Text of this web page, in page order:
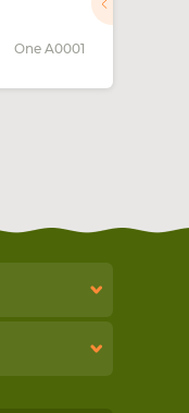
One A0001